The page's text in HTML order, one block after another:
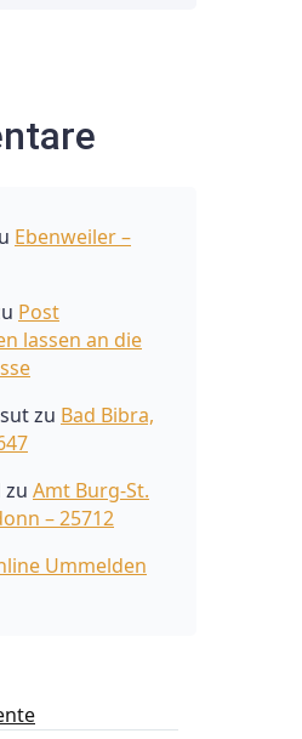
Ebenweiler –
Post
lassen an die
zu Bad Bibra,
zu Amt Burg-St.
– 25712
Ummelden